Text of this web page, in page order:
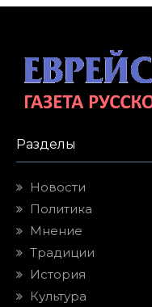
Разделы
Новости
Политика
Мнение
Традиции
История
Культура